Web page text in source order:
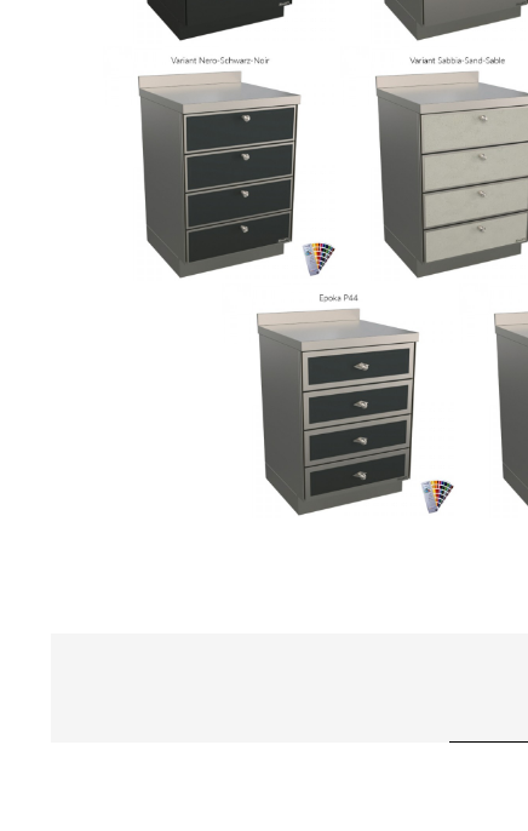
HOME
FIRMA
VÝROBKY
KATALOGY
NÁSTROJE
NOVINKY
MEDIA
KONTAKTY
klientská sekce